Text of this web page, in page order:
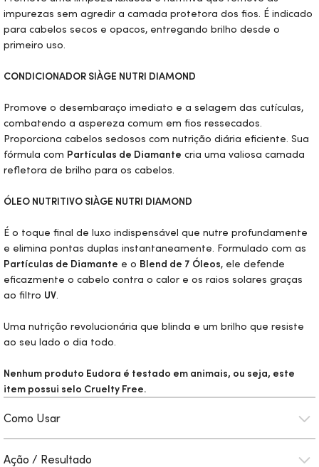
impurezas sem agredir a camada protetora dos fios. É indicado
para cabelos secos e opacos, entregando brilho desde o
primeiro uso.
CONDICIONADOR SIÀGE NUTRI DIAMOND
Promove o desembaraço imediato e a selagem das cutículas,
combatendo a aspereza comum em fios ressecados.
Proporciona cabelos sedosos com nutrição diária eficiente. Sua
fórmula com Partículas de Diamante cria uma valiosa camada
refletora de brilho para os cabelos.
ÓLEO NUTRITIVO SIÀGE NUTRI DIAMOND
É o toque final de luxo indispensável que nutre profundamente
e elimina pontas duplas instantaneamente. Formulado com as
Partículas de Diamante e o Blend de 7 Óleos, ele defende
eficazmente o cabelo contra o calor e os raios solares graças
ao filtro UV.
Uma nutrição revolucionária que blinda e um brilho que resiste
ao seu lado o dia todo.
Nenhum produto Eudora é testado em animais, ou seja, este
item possui selo Cruelty Free.
Como Usar
Ação / Resultado